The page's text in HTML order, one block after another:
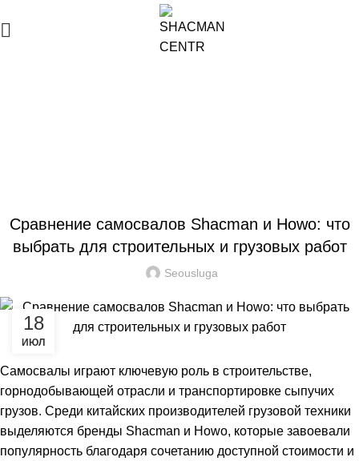
Сравнение самосвалов Shacman и Howo: что
выбрать для строительных и грузовых работ
Seousluga
18
ИЮЛ
Самосвалы играют ключевую роль в строительстве,
горнодобывающей отрасли и транспортировке сыпучих
грузов. Среди китайских производителей грузовой техники
выделяются бренды Shacman и Howo, которые завоевали
популярность благодаря сочетанию доступной стоимости и